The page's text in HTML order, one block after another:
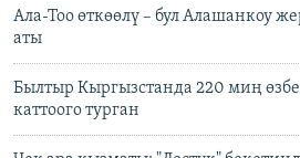
Ала-Тоо өткөөлү – бул Алашанкоу
аты
Былтыр Кыргызстанда 220 миң
каттоого турган